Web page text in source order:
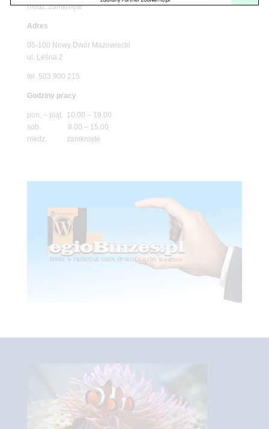
niedz. zamknięte
Adres
05-100 Nowy Dwór Mazowiecki
ul. Leśna 2
tel. 503 900 215
Godziny pracy
pon. – piąt. 10.00 – 19.00
sob. 8.00 – 15.00
niedz. zamknięte